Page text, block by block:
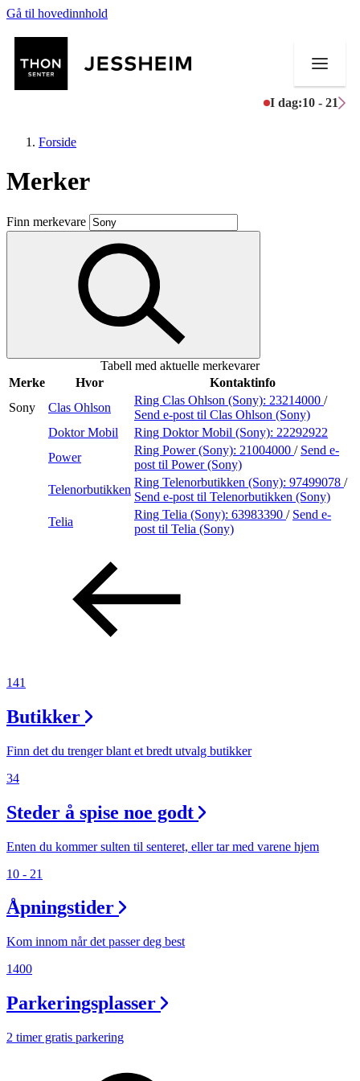
Gå til hovedinnhold
I dag:10 - 21
Butikker
Mat og drikke
Aktiviteter
Inspirasjon
Søk
Åpningstider
Ledige stillinger
Forside
Merker
Finn merkevare
Tabell med aktuelle merkevarer
Merke
Hvor
Kontaktinfo
Sony
Clas Ohlson
Ring Clas Ohlson (Sony): 23214000 /
Send e-post til Clas Ohlson (Sony)
Doktor Mobil
Ring Doktor Mobil (Sony): 22292922
Power
Ring Power (Sony): 21004000 / Send e-
post til Power (Sony)
Telenorbutikken
Ring Telenorbutikken (Sony): 97499078 /
Send e-post til Telenorbutikken (Sony)
Telia
Ring Telia (Sony): 63983390 / Send e-
post til Telia (Sony)
141
Butikker
Finn det du trenger blant et bredt utvalg butikker
34
Steder å spise noe godt
Enten du kommer sulten til senteret, eller tar med varene hjem
10 - 21
Åpningstider
Kom innom når det passer deg best
1400
Parkeringsplasser
2 timer gratis parkering